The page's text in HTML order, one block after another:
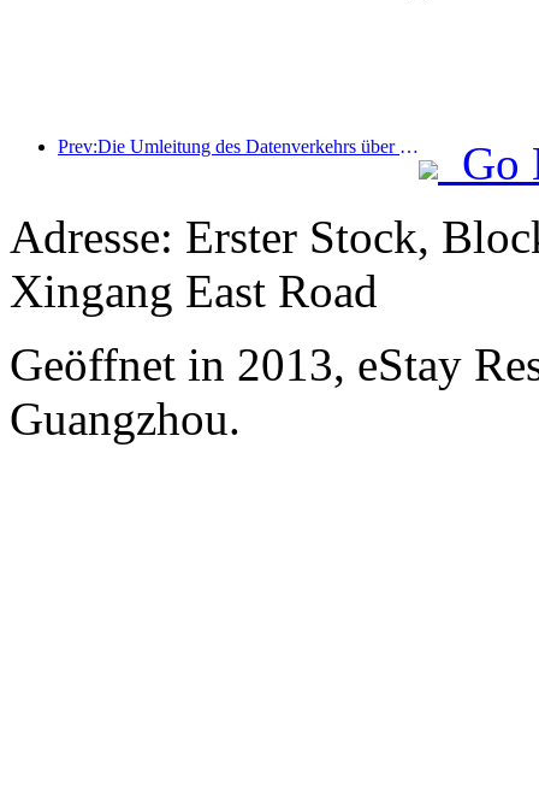
Prev:Die Umleitung des Datenverkehrs über alle Medien trägt zur Erneuerung alter Geschäfte bei und schafft ein neues Modell des „Null-Hochlaufs“
Go
Adresse: Erster Stock,
Xingang East Road
Geöffnet in 2013, eStay
Guangzhou.